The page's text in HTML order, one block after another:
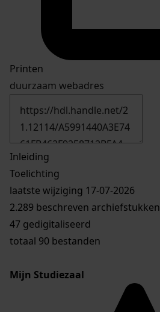
Printen
duurzaam webadres
Inleiding
Toelichting
laatste wijziging 17-07-2026
2.289 beschreven archiefstukken
47 gedigitaliseerd
totaal 90 bestanden
Mijn Studiezaal